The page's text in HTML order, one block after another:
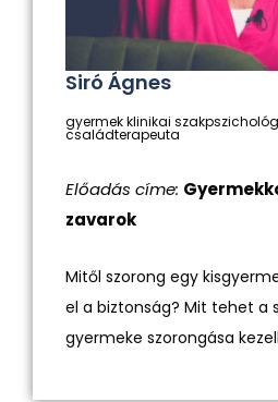
Siró Ágnes
gyermek klinikai
családterapeuta
Előadás címe:
zavarok
Mitől szorong egy
el a biztonság? Mit tehet a
gyermeke szorongása